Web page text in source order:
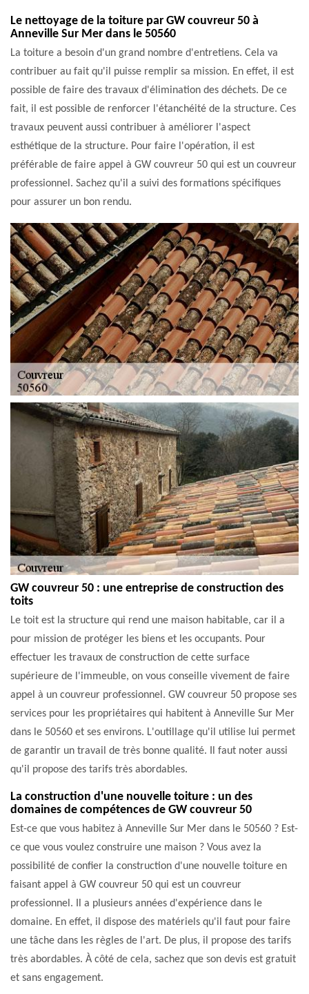
Le nettoyage de la toiture par GW couvreur 50 à
Anneville Sur Mer dans le 50560
La toiture a besoin d'un grand nombre d'entretiens. Cela va
contribuer au fait qu'il puisse remplir sa mission. En effet, il est
possible de faire des travaux d'élimination des déchets. De ce
fait, il est possible de renforcer l'étanchéité de la structure. Ces
travaux peuvent aussi contribuer à améliorer l'aspect
esthétique de la structure. Pour faire l'opération, il est
préférable de faire appel à GW couvreur 50 qui est un couvreur
professionnel. Sachez qu'il a suivi des formations spécifiques
pour assurer un bon rendu.
GW couvreur 50 : une entreprise de construction des
toits
Le toit est la structure qui rend une maison habitable, car il a
pour mission de protéger les biens et les occupants. Pour
effectuer les travaux de construction de cette surface
supérieure de l'immeuble, on vous conseille vivement de faire
appel à un couvreur professionnel. GW couvreur 50 propose ses
services pour les propriétaires qui habitent à Anneville Sur Mer
dans le 50560 et ses environs. L'outillage qu'il utilise lui permet
de garantir un travail de très bonne qualité. Il faut noter aussi
qu'il propose des tarifs très abordables.
La construction d'une nouvelle toiture : un des
domaines de compétences de GW couvreur 50
Est-ce que vous habitez à Anneville Sur Mer dans le 50560 ? Est-
ce que vous voulez construire une maison ? Vous avez la
possibilité de confier la construction d'une nouvelle toiture en
faisant appel à GW couvreur 50 qui est un couvreur
professionnel. Il a plusieurs années d'expérience dans le
domaine. En effet, il dispose des matériels qu'il faut pour faire
une tâche dans les règles de l'art. De plus, il propose des tarifs
très abordables. À côté de cela, sachez que son devis est gratuit
et sans engagement.